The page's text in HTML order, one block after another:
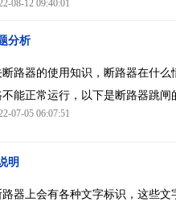
08-12 09:40:01
分析
断路器的使用知识，断路器在什
不能正常运行，以下是断路器跳闸
07-05 06:07:51
明
路器上会有各种文字标识，这些文